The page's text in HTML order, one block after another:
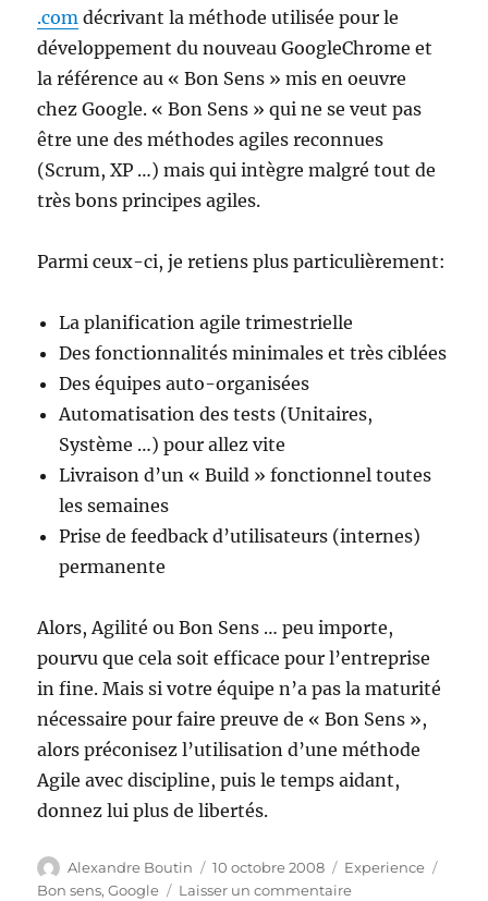
.com décrivant la méthode utilisée pour le
développement du nouveau GoogleChrome et
la référence au « Bon Sens » mis en oeuvre
chez Google. « Bon Sens » qui ne se veut pas
être une des méthodes agiles reconnues
(Scrum, XP …) mais qui intègre malgré tout de
très bons principes agiles.
Parmi ceux-ci, je retiens plus particulièrement:
La planification agile trimestrielle
Des fonctionnalités minimales et très ciblées
Des équipes auto-organisées
Automatisation des tests (Unitaires,
Système …) pour allez vite
Livraison d’un « Build » fonctionnel toutes
les semaines
Prise de feedback d’utilisateurs (internes)
permanente
Alors, Agilité ou Bon Sens … peu importe,
pourvu que cela soit efficace pour l’entreprise
in fine. Mais si votre équipe n’a pas la maturité
nécessaire pour faire preuve de « Bon Sens »,
alors préconisez l’utilisation d’une méthode
Agile avec discipline, puis le temps aidant,
donnez lui plus de libertés.
Auteur
Alexandre Boutin
Publié
le
10 octobre 2008 Catégories
Experience
Bon sens,Google Laisser un commentairesur